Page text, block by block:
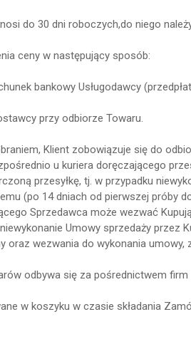
do 30 dni roboczych,do niego
ceny w następujący sposób:
bankowy Usługodawcy
przy odbiorze Towaru.
Klient zobowiązuje się do
u kuriera doręczającego
przesyłkę, tj. w przypadku
(po 14 dniach od pierwszej próby
Sprzedawca może wezwać
Umowy sprzedaży przez
oraz wezwania do wykonania umowy,
odbywa się za pośrednictwem firm
w koszyku w czasie składania